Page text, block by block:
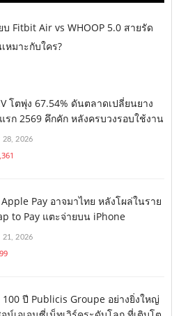
Fitbit Air vs WHOOP 5.0 สายรัด
หมาะกับใคร?
โตพุ่ง 67.54% ดันตลาดเปลี่ยนยาง
รก 2569 คึกคัก หลังครบวงรอบใช้งาน
28, 2026
Pay อาจมาไทย หลังโผล่ในราย
to Pay แตะจ่ายบน iPhone
21, 2026
100 ปี Publicis Groupe อย่างยิ่งใหญ่